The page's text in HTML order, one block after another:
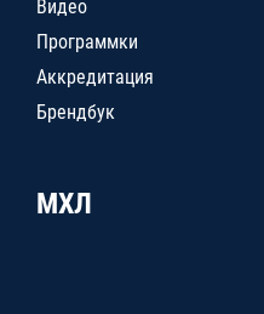
Видео
Программки
Аккредитация
Брендбук
МХЛ